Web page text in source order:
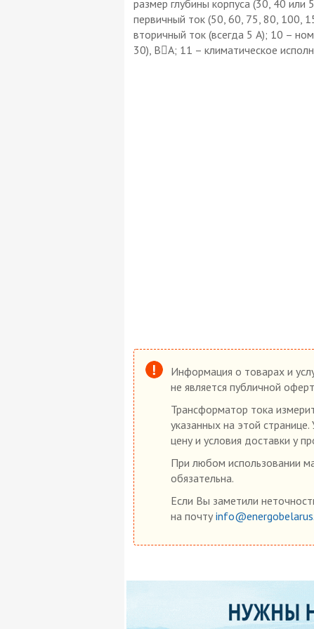
размер глубины корпуса (30, 40
первичный ток (50, 60, 75, 80, 100,
вторичный ток (всегда 5 А); 10 –
30), ВА; 11 – климатическое
Информация о товарах и
не является публичной
Трансформатор тока
указанных на этой
цену и условия доставки у
При любом использовании
обязательна.
Если Вы заметили
на почту